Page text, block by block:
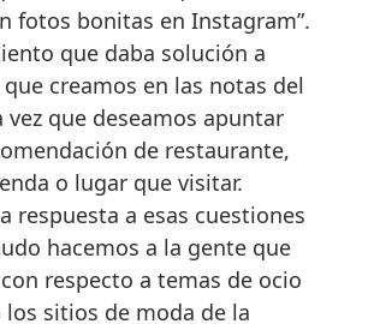
fotos bonitas en Instagram”.
que daba solución a
creamos en las notas del
vez que deseamos apuntar
de restaurante,
o lugar que visitar.
respuesta a esas cuestiones
hacemos a la gente que
respecto a temas de ocio
sitios de moda de la